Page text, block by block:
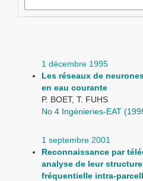
1 décembre 1995
Les réseaux de
en eau courante
P. BOET, T. FUHS
No 4 Ingénieries-EAT
1 septembre 2001
Reconnaissance par
analyse de leur
fréquentielle intra-